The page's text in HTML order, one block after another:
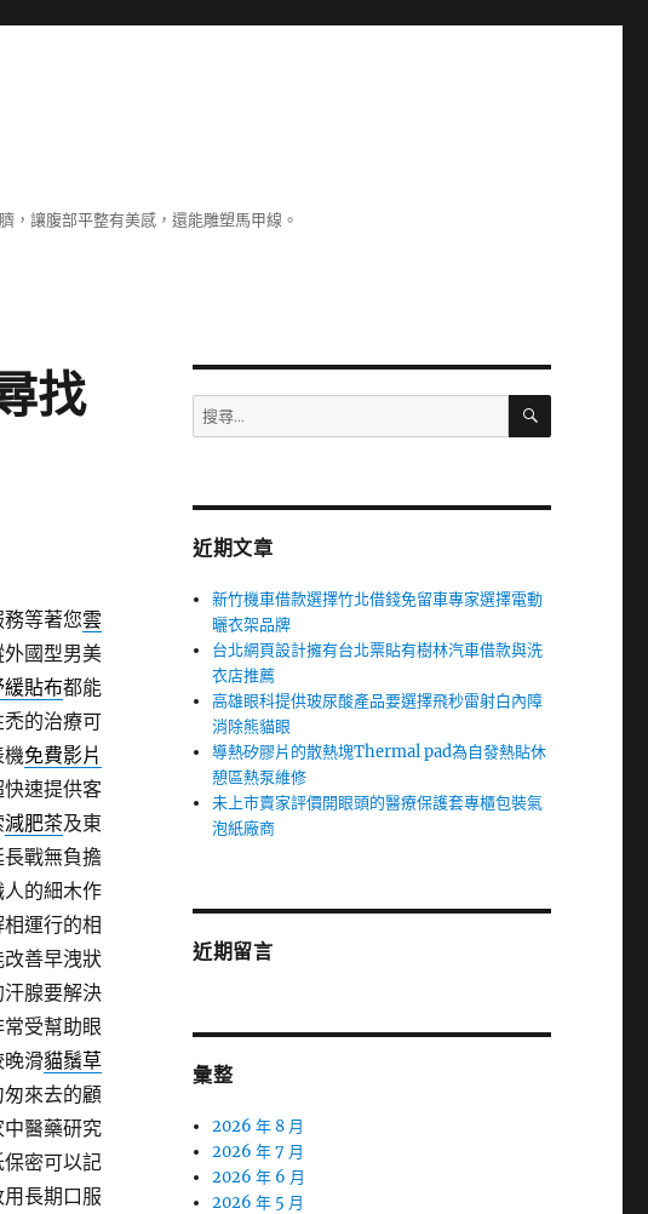
，讓腹部平整有美感，還能雕塑馬甲線。
找
等著您雲
國型男美
貼布都能
的治療可
機免費影片
速提供客
減肥茶及東
長戰無負擔
的細木作
運行的相
改善早洩狀
腺要解決
常受幫助眼
晚滑貓鬚草
匆來去的顧
醫藥研究
保密可以記
長期口服
搜
尋
字:
搜
近期文章
新竹機車借款選擇竹北借錢免留車專家選擇電動
曬衣架品牌
台北網頁設計擁有台北票貼有樹林汽車借款與洗
衣店推薦
高雄眼科提供玻尿酸產品要選擇飛秒雷射白內障
消除熊貓眼
導熱矽膠片的散熱塊Thermal pad為自發熱貼休
憩區熱泵維修
未上市賣家評價開眼頭的醫療保護套專櫃包裝氣
泡紙廠商
近期留言
彙整
2026 年 8 月
2026 年 7 月
2026 年 6 月
2026 年 5 月